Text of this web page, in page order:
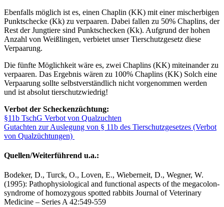
Ebenfalls möglich ist es, einen Chaplin (KK) mit einer mischerbigen
Punktschecke (Kk) zu verpaaren. Dabei fallen zu 50% Chaplins, der
Rest der Jungtiere sind Punktschecken (Kk). Aufgrund der hohen
Anzahl von Weißlingen, verbietet unser Tierschutzgesetz diese
Verpaarung.
Die fünfte Möglichkeit wäre es, zwei Chaplins (KK) miteinander zu
verpaaren. Das Ergebnis wären zu 100% Chaplins (KK) Solch eine
Verpaarung sollte selbstverständlich nicht vorgenommen werden
und ist absolut tierschutzwiedrig!
Verbot der Scheckenzüchtung:
§11b TschG Verbot von Qualzuchten
Gutachten zur Auslegung von § 11b des Tierschutzgesetzes (Verbot
von Qualzüchtungen)
Quellen/Weiterführend u.a.:
Bodeker, D., Turck, O., Loven, E., Wieberneit, D., Wegner, W.
(1995): Pathophysiological and functional aspects of the megacolon-
syndrome of homozygous spotted rabbits Journal of Veterinary
Medicine – Series A 42:549-559